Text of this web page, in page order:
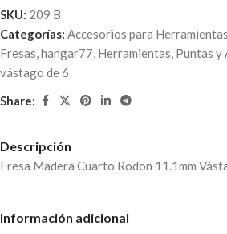
SKU: 209 B
Categorías: Accesorios para Herramientas
Fresas,hangar77, Herramientas, Puntas y
vástago de 6
Share:
Descripción
Fresa Madera Cuarto Rodon 11.1mm
Información adicional